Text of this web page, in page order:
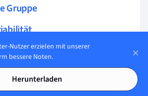
Gruppe
Nutzer erzielen mit unserer
bessere Noten.
Herunterladen